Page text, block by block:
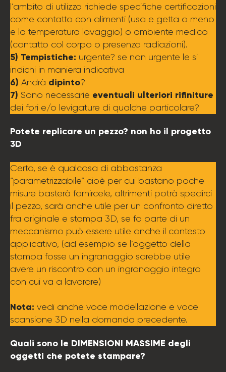
l’ambito di utilizzo richiede specifiche certificazioni
come contatto con alimenti (usa e getta o meno
e la temperatura lavaggio) o ambiente medico
(contatto col corpo o presenza radiazioni).
5) Tempistiche: urgente? se non urgente le si
indichi in maniera indicativa
6) Andrà dipinto?
7) Sono necessarie eventuali ulteriori rifiniture
dei fori e/o levigature di qualche particolare?
Potete replicare un pezzo? non ho il progetto
3D
Certo, se è qualcosa di abbastanza
“parametrizzabile” cioè per cui bastano poche
misure basterà fornircele, altrimenti potrà spedirci
il pezzo, sarà anche utile per un confronto diretto
fra originale e stampa 3D, se fa parte di un
meccanismo può essere utile anche il contesto
applicativo, (ad esempio se l’oggetto della
stampa fosse un ingranaggio sarebbe utile
avere un riscontro con un ingranaggio integro
con cui va a lavorare)
Nota: vedi anche voce modellazione e voce
scansione 3D nella domanda precedente.
Quali sono le DIMENSIONI MASSIME degli
oggetti che potete stampare?